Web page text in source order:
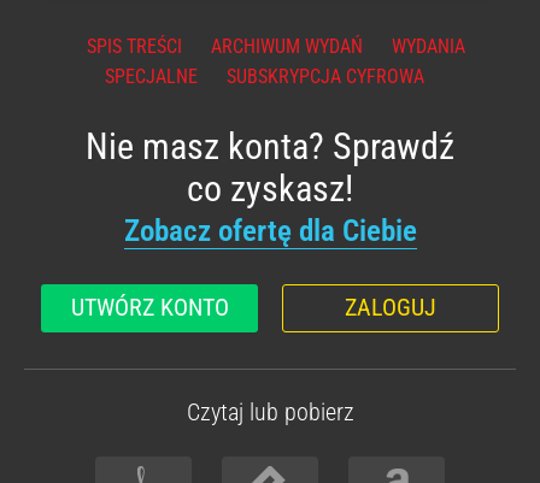
SPIS TREŚCI ARCHIWUM WYDAŃ
WYDANIA
SPECJALNE
SUBSKRYPCJA CYFROWA
Nie masz konta? Sprawdź
co zyskasz!
Zobacz ofertę dla Ciebie
UTWÓRZ KONTO ZALOGUJ
Czytaj lub pobierz